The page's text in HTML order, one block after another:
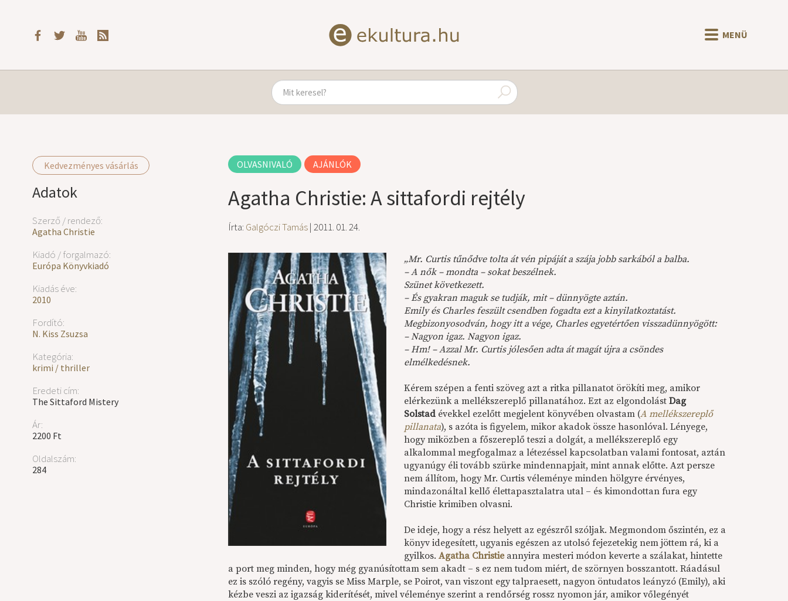
MENÜ
Kedvezményes vásárlás
Adatok
Szerző / rendező:
Agatha Christie
Kiadó / forgalmazó:
Európa Könyvkiadó
Kiadás éve:
2010
Fordító:
N. Kiss Zsuzsa
Kategória:
krimi / thriller
Eredeti cím:
The Sittaford Mistery
Ár:
2200 Ft
Oldalszám:
284
OLVASNIVALÓ AJÁNLÓK
Agatha Christie: A sittafordi rejtély
Írta: Galgóczi Tamás| 2011. 01. 24.
„Mr. Curtis tűnődve tolta át vén pipáját a szája jobb sarkából a balba.
– A nők – mondta – sokat beszélnek.
Szünet következett.
– És gyakran maguk se tudják, mit – dünnyögte aztán.
Emily és Charles feszült csendben fogadta ezt a kinyilatkoztatást.
Megbizonyosodván, hogy itt a vége, Charles egyetértően visszadünnyögött:
– Nagyon igaz. Nagyon igaz.
– Hm! – Azzal Mr. Curtis jólesően adta át magát újra a csöndes
elmélkedésnek.
Kérem szépen a fenti szöveg azt a ritka pillanatot örökíti meg, amikor
elérkezünk a mellékszereplő pillanatához. Ezt az elgondolástDag
Solstad évekkel ezelőtt megjelent könyvében olvastam (A mellékszereplő
pillanata), s azóta is figyelem, mikor akadok össze hasonlóval. Lényege,
hogy miközben a főszereplő teszi a dolgát, a mellékszereplő egy
alkalommal megfogalmaz a létezéssel kapcsolatban valami fontosat, aztán
ugyanúgy éli tovább szürke mindennapjait, mint annak előtte. Azt persze
nem állítom, hogy Mr. Curtis véleménye minden hölgyre érvényes,
mindazonáltal kellő élettapasztalatra utal – és kimondottan fura egy
Christie krimiben olvasni.
De ideje, hogy a rész helyett az egészről szóljak. Megmondom őszintén, ez a
könyv idegesített, ugyanis egészen az utolsó fejezetekig nem jöttem rá, ki a
gyilkos.Agatha Christieannyira mesteri módon keverte a szálakat, hintette
a port meg minden, hogy még gyanúsítottam sem akadt – s ez nem tudom miért, de szörnyen bosszantott. Ráadásul
ez is szóló regény, vagyis se Miss Marple, se Poirot, van viszont egy talpraesett, nagyon öntudatos leányzó (Emily), aki
kézbe veszi az igazság kiderítését, mivel véleménye szerint a rendőrség rossz nyomon jár, amikor vőlegényét